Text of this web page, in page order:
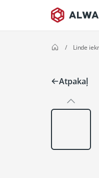
/ Linde
Atpakaļ